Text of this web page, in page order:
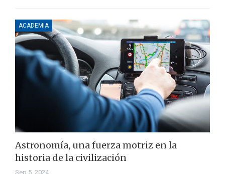
ACADEMIA
Astronomía, una fuerza motriz en la
historia de la civilización
Sep 5, 2024